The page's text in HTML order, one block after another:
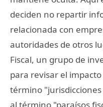
deciden no repartir
relacionada con
autoridades de otros
Fiscal, un grupo de
para revisar el
término
al término "paraísos